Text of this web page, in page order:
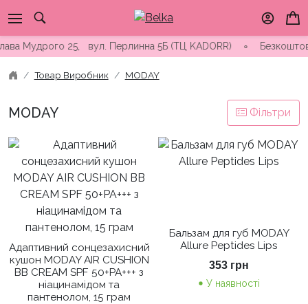
to
content
25, вул. Перлинна 5Б (ТЦ KADORR) ∘ Безкоштовна
Товар Виробник MODAY
MODAY Фільтри
Адаптивний сонцезахисний
кушон MODAY AIR CUSHION
BB CREAM SPF 50+PA+++ з
ніацинамідом та
пантенолом, 15 грам
Бальзам для губ MODAY
Allure Peptides Lips
353 грн
У наявності